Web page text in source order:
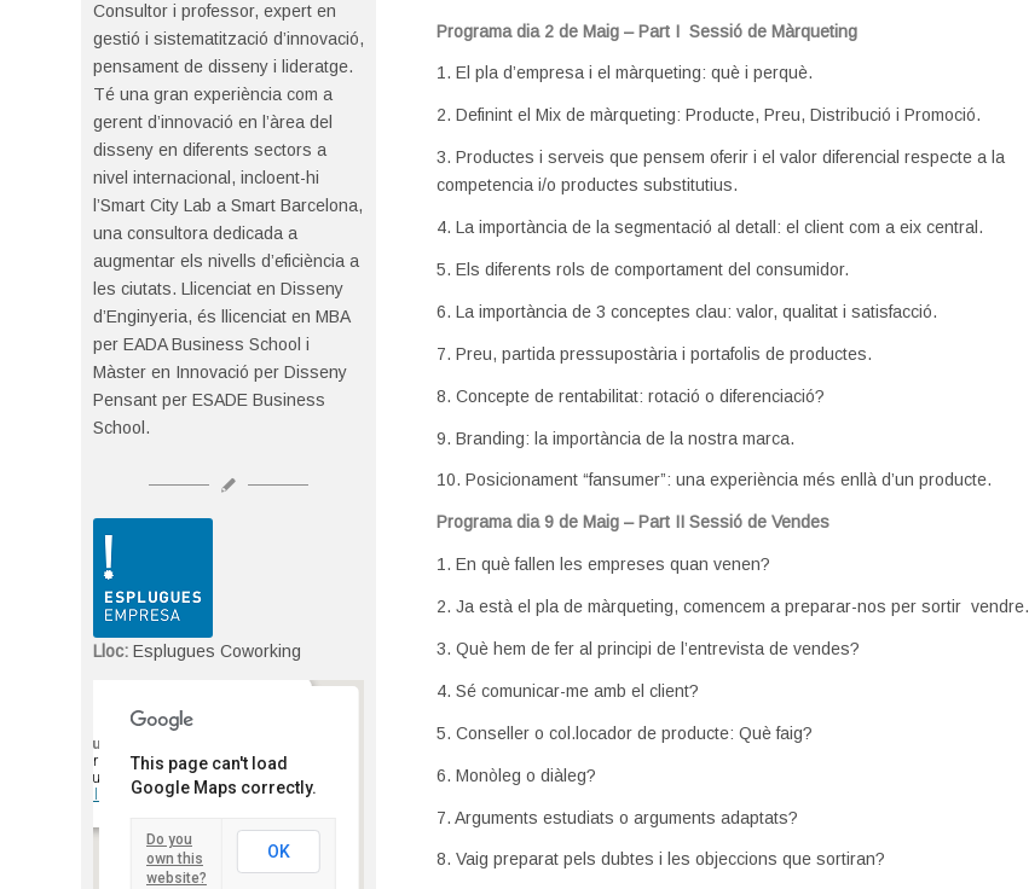
Consultor i professor, expert en
gestió i sistematització d’innovació,
pensament de disseny i lideratge.
Té una gran experiència com a
gerent d’innovació en l’àrea del
disseny en diferents sectors a
nivel internacional, incloent-hi
l’Smart City Lab a Smart Barcelona,
una consultora dedicada a
augmentar els nivells d’eficiència a
les ciutats. Llicenciat en Disseny
d’Enginyeria, és llicenciat en MBA
per EADA Business School i
Màster en Innovació per Disseny
Pensant per ESADE Business
School.
Lloc: Esplugues Coworking
Esplugues Coworking
carrer de la Verge de la Mercè, 1 -
Esplugues de Llobregat
This page can't load
Google Maps correctly.
Do you
own this
website?
OK
Programa dia 2 de Maig – Part I Sessió de Màrqueting
1. El pla d’empresa i el màrqueting: què i perquè.
2. Definint el Mix de màrqueting: Producte, Preu, Distribució i Promoció.
3. Productes i serveis que pensem oferir i el valor diferencial respecte a la
competencia i/o productes substitutius.
4. La importància de la segmentació al detall: el client com a eix central.
5. Els diferents rols de comportament del consumidor.
6. La importància de 3 conceptes clau: valor, qualitat i satisfacció.
7. Preu, partida pressupostària i portafolis de productes.
8. Concepte de rentabilitat: rotació o diferenciació?
9. Branding: la importància de la nostra marca.
10. Posicionament “fansumer”: una experiència més enllà d’un producte.
Programa dia 9 de Maig – Part II Sessió de Vendes
1. En què fallen les empreses quan venen?
2. Ja està el pla de màrqueting, comencem a preparar-nos per sortir vendre.
3. Què hem de fer al principi de l’entrevista de vendes?
4. Sé comunicar-me amb el client?
5. Conseller o col.locador de producte: Què faig?
6. Monòleg o diàleg?
7. Arguments estudiats o arguments adaptats?
8. Vaig preparat pels dubtes i les objeccions que sortiran?